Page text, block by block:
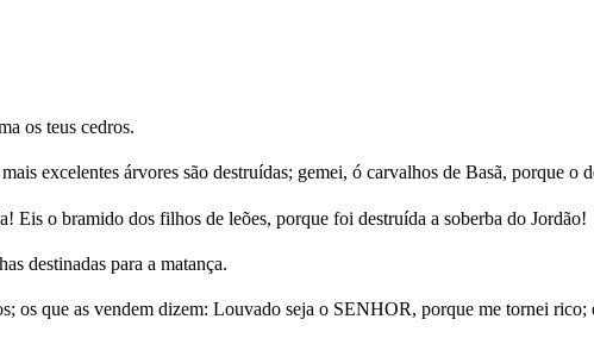
os teus cedros.
excelentes árvores são destruídas; gemei, ó carvalhos de Basã, porque o
Eis o bramido dos filhos de leões, porque foi destruída a soberba do Jordão!
destinadas para a matança.
os que as vendem dizem: Louvado seja o SENHOR, porque me tornei rico;